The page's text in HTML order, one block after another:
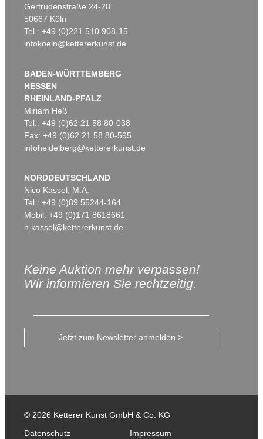
Gertrudenstraße 24-28
50667 Köln
Tel.: +49 (0)221 510 908-15
infokoeln@kettererkunst.de
BADEN-WÜRTTEMBERG
HESSEN
RHEINLAND-PFALZ
Miriam Heß
Tel.: +49 (0)62 21 58 80-038
Fax: +49 (0)62 21 58 80-595
infoheidelberg@kettererkunst.de
NORDDEUTSCHLAND
Nico Kassel, M.A.
Tel.: +49 (0)89 55244-164
Mobil: +49 (0)171 8618661
n.kassel@kettererkunst.de
Keine Auktion mehr verpassen!
Wir informieren Sie rechtzeitig.
Jetzt zum Newsletter anmelden >
© 2026 Ketterer Kunst GmbH & Co. KG
Datenschutz
Impressum